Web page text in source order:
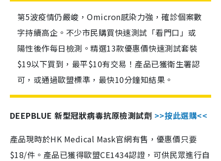
第5波疫情仍嚴峻，Omicron感染力強，確診個案數
字持續高企。不少市民購買快速測試「看門口」或
陽性後作每日檢測。精選13款優惠價快速測試套裝
$19以下買到，最平$10有交易！產品已獲衛生署認
可，或通過歐盟標準，最快10分鐘知結果。
DEEPBLUE 新型冠狀病毒抗原檢測試劑 >>按此選購<<
產品現時於HK Medical Mask官網有售，優惠價只要
$18/件。產品已獲得歐盟CE1434認證，可供民眾進行自